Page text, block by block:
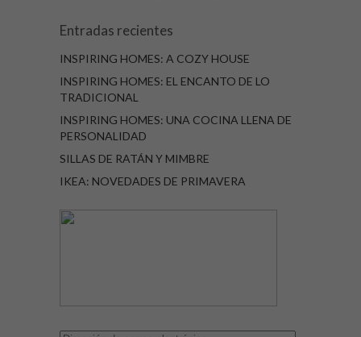
Entradas recientes
INSPIRING HOMES: A COZY HOUSE
INSPIRING HOMES: EL ENCANTO DE LO
TRADICIONAL
INSPIRING HOMES: UNA COCINA LLENA DE
PERSONALIDAD
SILLAS DE RATÁN Y MIMBRE
IKEA: NOVEDADES DE PRIMAVERA